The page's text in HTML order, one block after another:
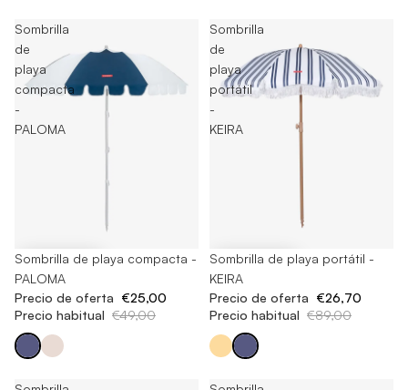
Sombrilla
de
playa
compacta
-
PALOMA
-48%
Sombrilla de playa compacta -
PALOMA
Precio de oferta €25,00
Precio habitual €49,00
Sombrilla
de
playa
portátil
-
KEIRA
-70%
Sombrilla de playa portátil -
KEIRA
Precio de oferta €26,70
Precio habitual €89,00